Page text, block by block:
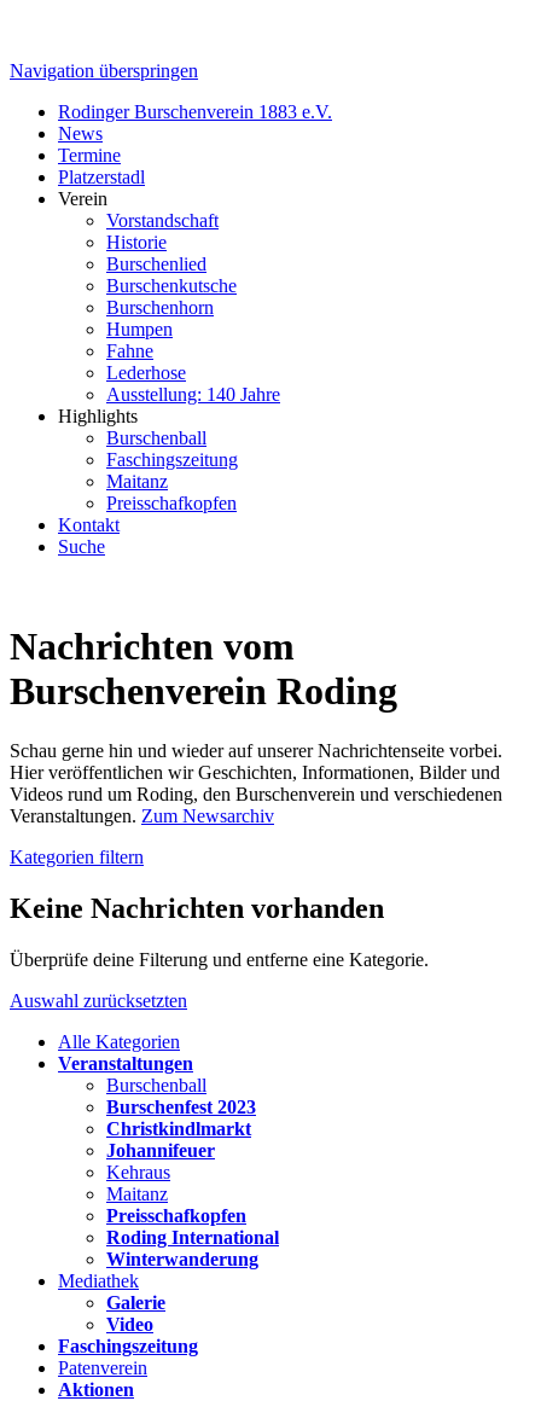
Navigation überspringen
Rodinger Burschenverein 1883 e.V.
News
Termine
Platzerstadl
Verein
Vorstandschaft
Historie
Burschenlied
Burschenkutsche
Burschenhorn
Humpen
Fahne
Lederhose
Ausstellung: 140 Jahre
Highlights
Burschenball
Faschingszeitung
Maitanz
Preisschafkopfen
Kontakt
Suche
Nachrichten vom
Burschenverein Roding
Schau gerne hin und wieder auf unserer Nachrichtenseite vorbei.
Hier veröffentlichen wir Geschichten, Informationen, Bilder und
Videos rund um Roding, den Burschenverein und verschiedenen
Veranstaltungen. Zum Newsarchiv
Kategorien filtern
Keine Nachrichten vorhanden
Überprüfe deine Filterung und entferne eine Kategorie.
Auswahl zurücksetzten
Alle Kategorien
Veranstaltungen
Burschenball
Burschenfest 2023
Christkindlmarkt
Johannifeuer
Kehraus
Maitanz
Preisschafkopfen
Roding International
Winterwanderung
Mediathek
Galerie
Video
Faschingszeitung
Patenverein
Aktionen